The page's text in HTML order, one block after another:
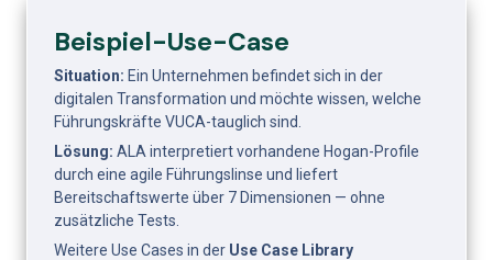
Beispiel-Use-Case
Situation: Ein Unternehmen befindet sich in der
digitalen Transformation und möchte wissen, welche
Führungskräfte VUCA-tauglich sind.
Lösung: ALA interpretiert vorhandene Hogan-Profile
durch eine agile Führungslinse und liefert
Bereitschaftswerte über 7 Dimensionen — ohne
zusätzliche Tests.
Weitere Use Cases in der Use Case Library